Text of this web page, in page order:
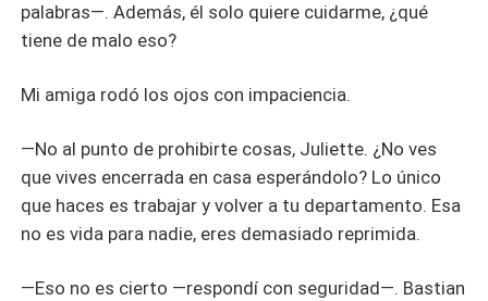
palabras—. Además, él solo quiere cuidarme, ¿qué
tiene de malo eso?
Mi amiga rodó los ojos con impaciencia.
—No al punto de prohibirte cosas, Juliette. ¿No ves
que vives encerrada en casa esperándolo? Lo único
que haces es trabajar y volver a tu departamento. Esa
no es vida para nadie, eres demasiado reprimida.
—Eso no es cierto —respondí con seguridad—. Bastian